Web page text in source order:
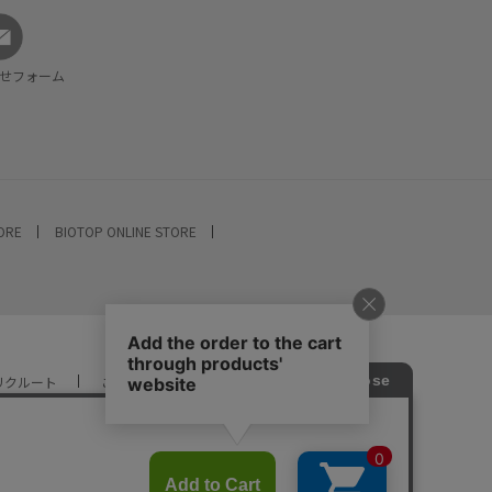
フォーム
BIOTOP ONLINE STORE
クルート ご利用ガイド